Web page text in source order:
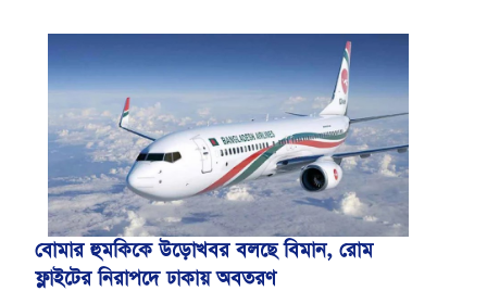
বোমার হুমকিকে উড়োখবর বলছে বিমান, রোম
ফ্লাইটের নিরাপদে ঢাকায় অবতরণ